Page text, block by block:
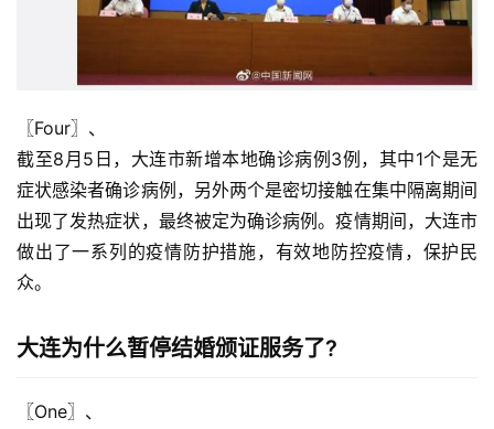
〖Four〗、
截至8月5日，大连市新增本地确诊病例3例，其中1个是无
症状感染者确诊病例，另外两个是密切接触在集中隔离期间
出现了发热症状，最终被定为确诊病例。疫情期间，大连市
做出了一系列的疫情防护措施，有效地防控疫情，保护民
众。
大连为什么暂停结婚颁证服务了?
〖One〗、